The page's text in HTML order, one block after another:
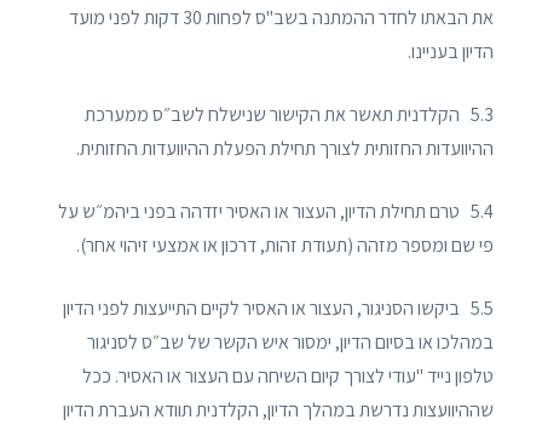
את הבאתו לחדר ההמתנה בשב"ס לפחות 30 דקות לפני מועד
הדיון בעניינו.
5.3 הקלדנית תאשר את הקישור שנישלח לשב״ס ממערכת
ההיוועדות החזותית לצורך תחילת הפעלת ההיוועדות החזותית.
5.4 טרם תחילת הדיון, העצור או האסיר יזדהה בפני ביהמ״ש על
פי שם ומספר מזהה (תעודת זהות, דרכון או אמצעי זיהוי אחר).
5.5 ביקשו הסניגור, העצור או האסיר לקיים התייעצות לפני הדיון
במהלכו או בסיום הדיון, ימסור איש הקשר של שב״ס לסניגור
טלפון נייד "עודי לצורך קיום השיחה עם העצור או האסיר. ככל
שההיוועצות נדרשת במהלך הדיון, הקלדנית תוודא העברת הדיון